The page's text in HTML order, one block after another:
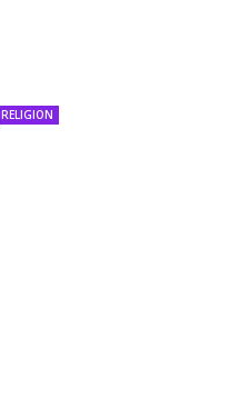
RELIGION